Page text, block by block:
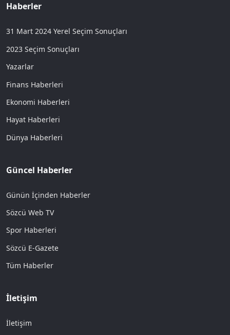
Haberler
31 Mart 2024 Yerel Seçim Sonuçları
2023 Seçim Sonuçları
Yazarlar
Finans Haberleri
Ekonomi Haberleri
Hayat Haberleri
Dünya Haberleri
Güncel Haberler
Günün İçinden Haberler
Sözcü Web TV
Spor Haberleri
Sözcü E-Gazete
Tüm Haberler
İletişim
İletişim